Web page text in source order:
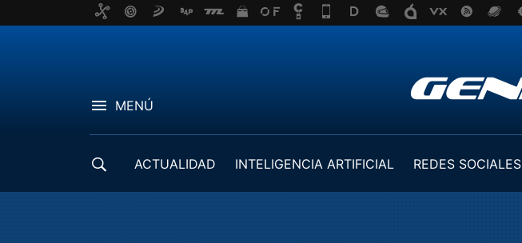
MENÚ
ACTUALIDAD INTELIGENCIA ARTIFICIAL REDES SOCIALES